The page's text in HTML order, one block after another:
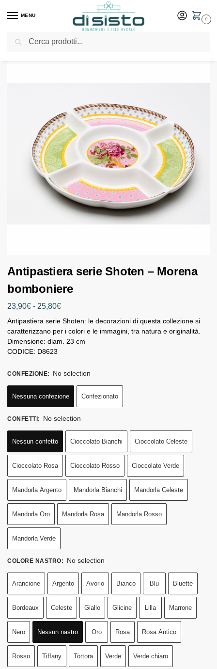
MENU
0
Home Shop Bomboniere
Antipastiera serie Shoten – Morena
bomboniere
23,90€ - 25,80€
Antipastiera serie Shoten: le decorazioni di questa collezione si
caratterizzano per i colori e le immagini, tra natura e originalità.
Dimensione: diam. 23 cm
CODICE: D8623
CONFEZIONE: No selection
Nessuna confezione Confezionato
CONFETTI: No selection
Nessun confetto Cioccolato Bianchi Cioccolato Celeste
Cioccolato Rosa Cioccolato Rosso Cioccolato Verde
Mandorla Argento Mandorla Bianchi Mandorla Celeste
Mandorla Oro Mandorla Rosa Mandorla Rosso
Mandorla Verde
COLORE NASTRO: No selection
Arancione Argento Avorio Bianco Blu Bluette
Bordeaux Celeste Giallo Glicine Lilla Marrone
Nero Nessun nastro Oro Rosa Rosa Antico
Rosso Tiffany Tortora Verde Verde chiaro